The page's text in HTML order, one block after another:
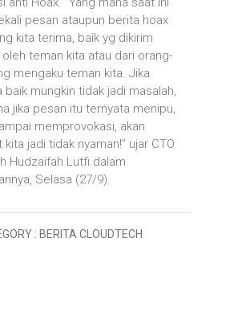
pesan ataupun berita hoax
kita terima, baik yg dikirim
teman kita atau dari orang-
mengaku teman kita. Jika
baik mungkin tidak jadi masalah,
jika pesan itu ternyata menipu,
memprovokasi, akan
jadi tidak nyaman!” ujar CTO
Hudzaifah Lutfi dalam
Selasa (27/9).
: BERITA CLOUDTECH